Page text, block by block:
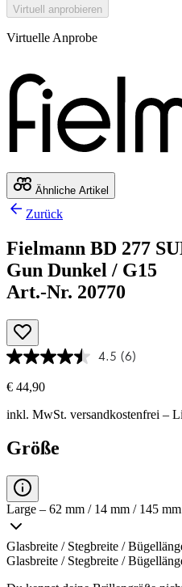
Virtuell anprobieren
Virtuelle Anprobe
Ähnliche Artikel
Zurück
Fielmann BD 277
Gun Dunkel / G15
Art.-Nr. 20770
4.5 (6)
€ 44,90
inkl. MwSt. versandkostenfrei –
Größe
Large – 62 mm / 14 mm / 145 mm
Glasbreite / Stegbreite /
Glasbreite / Stegbreite /